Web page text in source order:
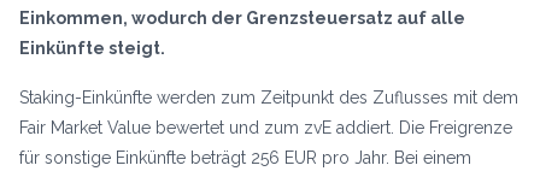
Einkommen, wodurch der Grenzsteuersatz auf alle
Einkünfte steigt.
Staking-Einkünfte werden zum Zeitpunkt des Zuflusses mit dem
Fair Market Value bewertet und zum zvE addiert. Die Freigrenze
für sonstige Einkünfte beträgt 256 EUR pro Jahr. Bei einem